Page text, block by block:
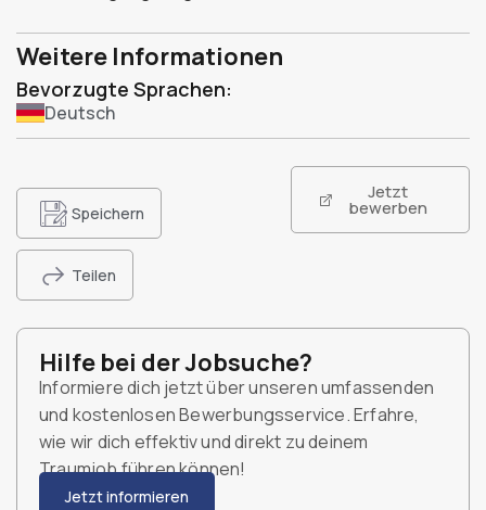
Weitere Informationen
Bevorzugte Sprachen:
Deutsch
Speichern
Teilen
Jetzt
bewerben
Hilfe bei der Jobsuche?
Informiere dich jetzt über unseren umfassenden
und kostenlosen Bewerbungsservice. Erfahre,
wie wir dich effektiv und direkt zu deinem
Traumjob führen können!
Jetzt informieren